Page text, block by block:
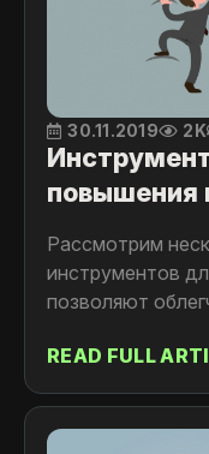
30.11.2019 2K
повышения
Рассмотрим
инструментов
позволяют
READ FULL